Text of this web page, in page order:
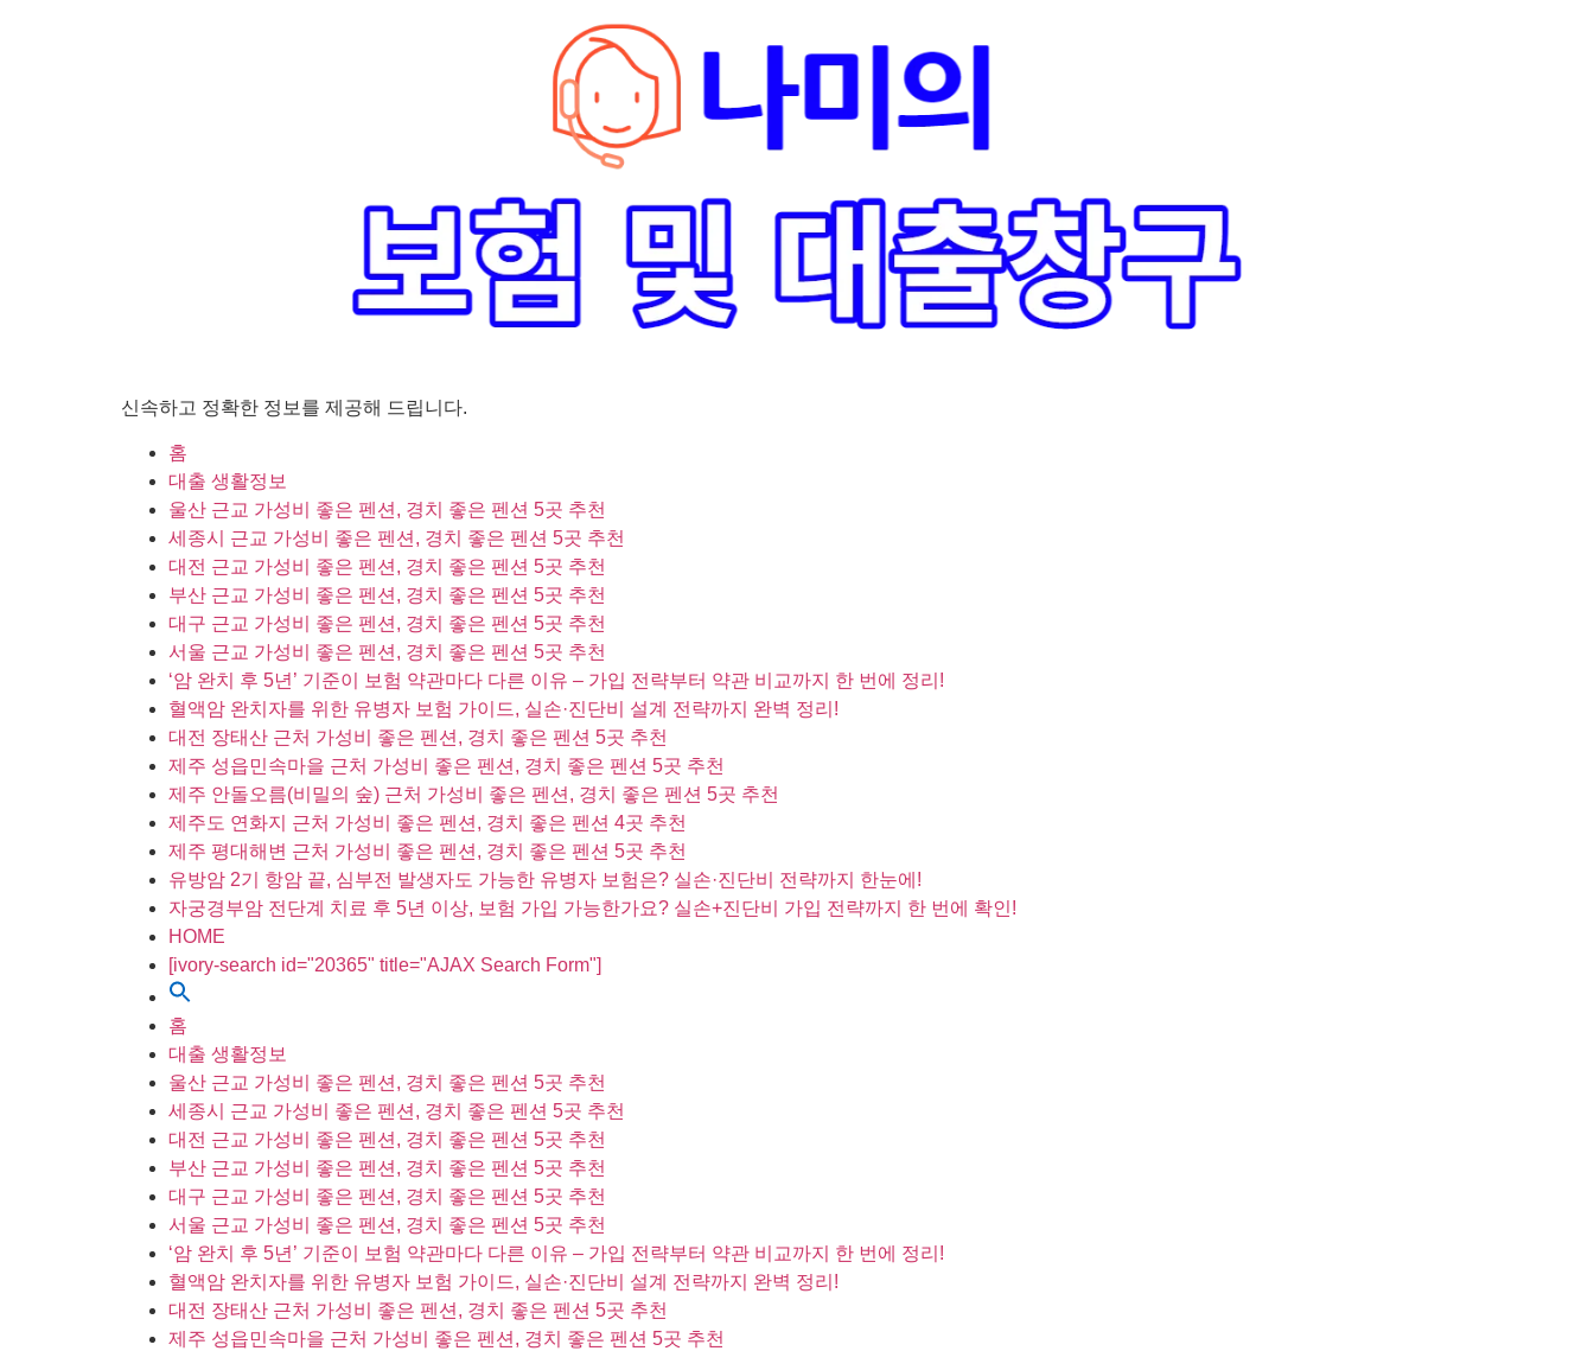
신속하고 정확한 정보를 제공해 드립니다.
홈
대출 생활정보
울산 근교 가성비 좋은 펜션, 경치 좋은 펜션 5곳 추천
세종시 근교 가성비 좋은 펜션, 경치 좋은 펜션 5곳 추천
대전 근교 가성비 좋은 펜션, 경치 좋은 펜션 5곳 추천
부산 근교 가성비 좋은 펜션, 경치 좋은 펜션 5곳 추천
대구 근교 가성비 좋은 펜션, 경치 좋은 펜션 5곳 추천
서울 근교 가성비 좋은 펜션, 경치 좋은 펜션 5곳 추천
‘암 완치 후 5년’ 기준이 보험 약관마다 다른 이유 – 가입 전략부터 약관 비교까지 한 번에 정리!
혈액암 완치자를 위한 유병자 보험 가이드, 실손·진단비 설계 전략까지 완벽 정리!
대전 장태산 근처 가성비 좋은 펜션, 경치 좋은 펜션 5곳 추천
제주 성읍민속마을 근처 가성비 좋은 펜션, 경치 좋은 펜션 5곳 추천
제주 안돌오름(비밀의 숲) 근처 가성비 좋은 펜션, 경치 좋은 펜션 5곳 추천
제주도 연화지 근처 가성비 좋은 펜션, 경치 좋은 펜션 4곳 추천
제주 평대해변 근처 가성비 좋은 펜션, 경치 좋은 펜션 5곳 추천
유방암 2기 항암 끝, 심부전 발생자도 가능한 유병자 보험은? 실손·진단비 전략까지 한눈에!
자궁경부암 전단계 치료 후 5년 이상, 보험 가입 가능한가요? 실손+진단비 가입 전략까지 한 번에 확인!
HOME
[ivory-search id="20365" title="AJAX Search Form"]
홈
대출 생활정보
울산 근교 가성비 좋은 펜션, 경치 좋은 펜션 5곳 추천
세종시 근교 가성비 좋은 펜션, 경치 좋은 펜션 5곳 추천
대전 근교 가성비 좋은 펜션, 경치 좋은 펜션 5곳 추천
부산 근교 가성비 좋은 펜션, 경치 좋은 펜션 5곳 추천
대구 근교 가성비 좋은 펜션, 경치 좋은 펜션 5곳 추천
서울 근교 가성비 좋은 펜션, 경치 좋은 펜션 5곳 추천
‘암 완치 후 5년’ 기준이 보험 약관마다 다른 이유 – 가입 전략부터 약관 비교까지 한 번에 정리!
혈액암 완치자를 위한 유병자 보험 가이드, 실손·진단비 설계 전략까지 완벽 정리!
대전 장태산 근처 가성비 좋은 펜션, 경치 좋은 펜션 5곳 추천
제주 성읍민속마을 근처 가성비 좋은 펜션, 경치 좋은 펜션 5곳 추천